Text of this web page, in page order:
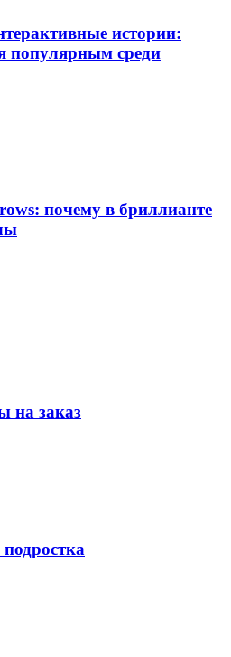
истории:
популярным среди
почему в бриллианте
на заказ